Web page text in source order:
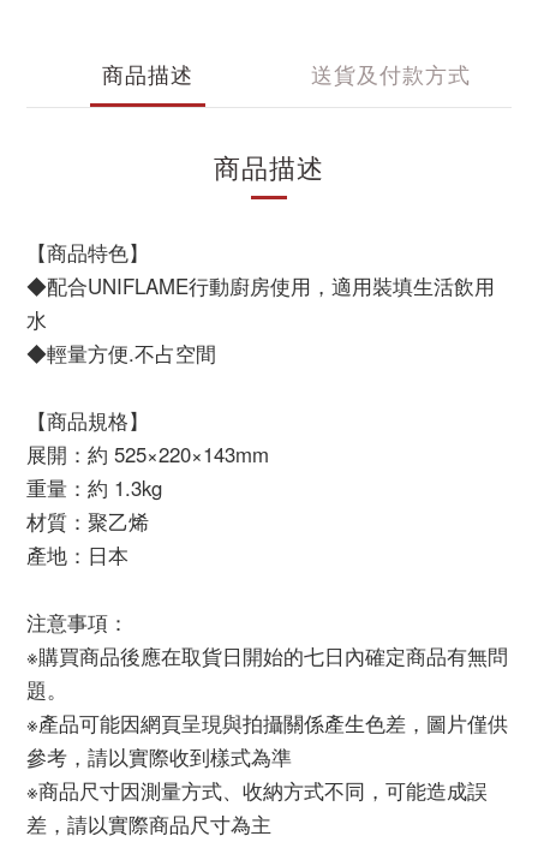
商品描述 送貨及付款方式
商品描述
【商品特色】
◆配合UNIFLAME行動廚房使用，適用裝填生活飲用
水
◆輕量方便.不占空間
【商品規格】
展開：約 525×220×143mm
重量：約 1.3kg
材質：聚乙烯
產地：日本
注意事項：
※購買商品後應在取貨日開始的七日內確定商品有無問
題。
※產品可能因網頁呈現與拍攝關係產生色差，圖片僅供
參考，請以實際收到樣式為準
※商品尺寸因測量方式、收納方式不同，可能造成誤
差，請以實際商品尺寸為主